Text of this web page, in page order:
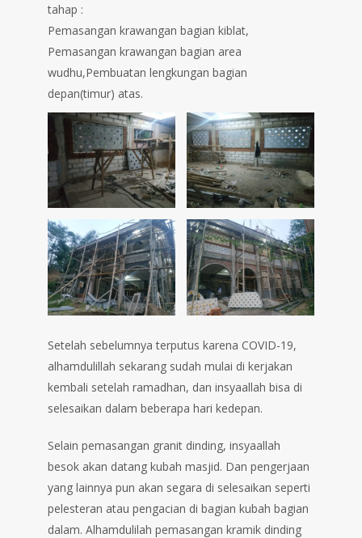
tahap :⁣⁣⁣
⁣Pemasangan krawangan bagian kiblat,
⁣⁣Pemasangan krawangan bagian area
wudhu⁣⁣,Pembuatan lengkungan bagian
depan(timur) atas.
Setelah sebelumnya terputus karena COVID-19,
alhamdulillah sekarang sudah mulai di kerjakan
kembali setelah ramadhan, dan insyaallah bisa di
selesaikan dalam beberapa hari kedepan.
Selain pemasangan granit dinding, insyaallah
besok akan datang kubah masjid. Dan pengerjaan
yang lainnya pun akan segara di selesaikan seperti
pelesteran atau pengacian di bagian kubah bagian
dalam. Alhamdulilah pemasangan kramik dinding